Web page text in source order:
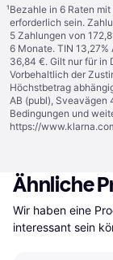
¹Bezahle in 6 Raten
erforderlich sein.
5 Zahlungen von
6 Monate. TIN 13,27%
36,84 €. Gilt nur für in
Vorbehaltlich der
Höchstbetrag
AB (publ), Sveavägen
Bedingungen und
https://
Ähnliche
Wir haben eine
interessant sein